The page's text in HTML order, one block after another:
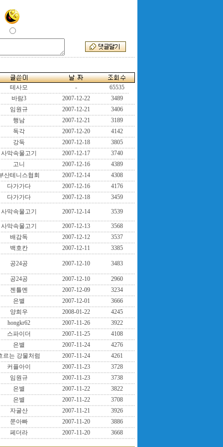
테사모 -
65535
바람3
2007-12-22
3489
임원규
2007-12-21
3406
행남
2007-12-21
3189
독각
2007-12-20
4142
강둑
2007-12-18
3805
사막속물고기
2007-12-17
3740
고니
2007-12-16
4389
산테니스협회
2007-12-14
4308
다가가다
2007-12-16
4176
다가가다
2007-12-18 3459
사막속물고기 2007-12-14 3539
사막속물고기 2007-12-13
3568
배감독
2007-12-12
3537
백호칸
2007-12-11 3385
공24공 2007-12-10 3483
공24공 2007-12-10
2960
젠틀멘
2007-12-09
3234
은별
2007-12-01
3666
양희우
2008-01-22
4245
hongkr62
2007-11-26
3922
스파이더
2007-11-25
4108
은별
2007-11-24
4276
르는 강물처럼
2007-11-24
4261
커플아이
2007-11-23
3728
임원규
2007-11-23
3738
은별
2007-11-22
3822
은별
2007-11-22
3708
자굴산
2007-11-21
3926
쭌아빠
2007-11-20
3886
페더라
2007-11-20 3668